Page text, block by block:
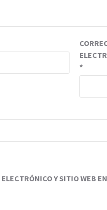
*
Y SITIO WEB